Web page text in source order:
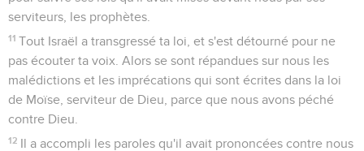
serviteurs, les prophètes.
11 Tout Israël a transgressé ta loi, et s'est détourné pour ne
pas écouter ta voix. Alors se sont répandues sur nous les
malédictions et les imprécations qui sont écrites dans la loi
de Moïse, serviteur de Dieu, parce que nous avons péché
contre Dieu.
12 Il a accompli les paroles qu'il avait prononcées contre nous